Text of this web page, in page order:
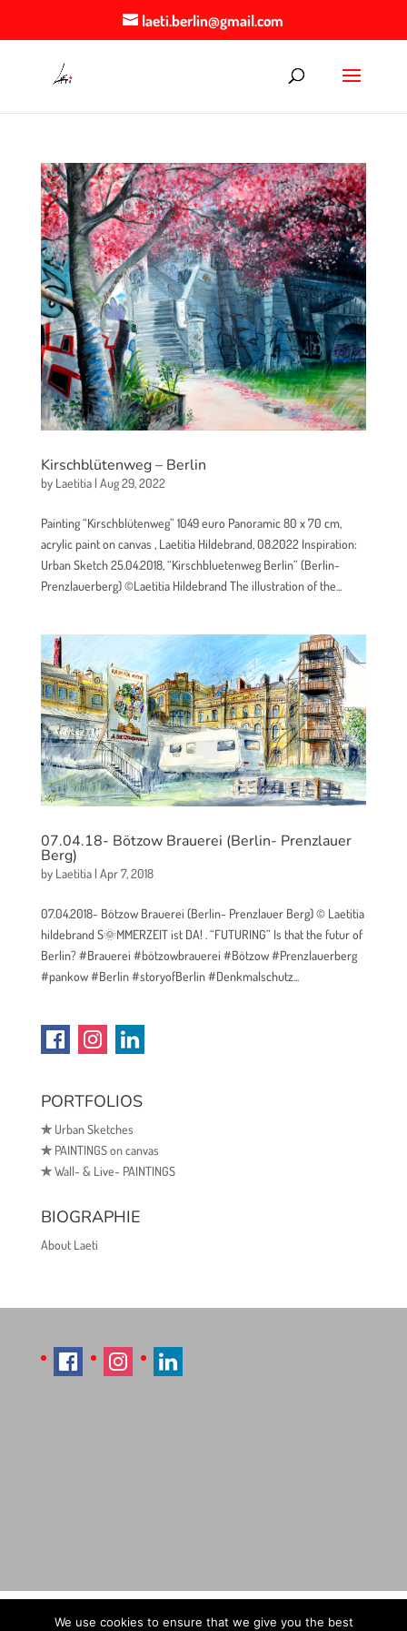
laeti.berlin@gmail.com
Kirschblütenweg – Berlin
by Laetitia| Aug 29, 2022
Painting “Kirschblütenweg” 1049 euro Panoramic 80 x 70 cm,
acrylic paint on canvas , Laetitia Hildebrand, 08.2022 Inspiration:
Urban Sketch 25.04.2018, “Kirschbluetenweg Berlin” (Berlin-
Prenzlauerberg) ©Laetitia Hildebrand The illustration of the...
07.04.18- Bötzow Brauerei (Berlin- Prenzlauer
Berg)
by Laetitia| Apr 7, 2018
07.04.2018- Bötzow Brauerei (Berlin- Prenzlauer Berg) © Laetitia
hildebrand S🌞MMERZEIT ist DA! . “FUTURING” Is that the futur of
Berlin? #Brauerei #bötzowbrauerei #Bötzow #Prenzlauerberg
#pankow #Berlin #storyofBerlin #Denkmalschutz...
PORTFOLIOS
✯Urban Sketches
✯PAINTINGS on canvas
✯Wall- & Live- PAINTINGS
BIOGRAPHIE
About Laeti
Imprint Sitemap
Contact Læti
We use cookies to ensure that we give you the best